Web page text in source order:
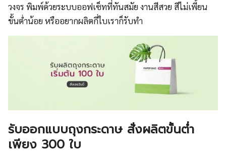
วงจร พิมพ์ด้วยระบบออฟเซ็ทที่ทันสมัย งานสีสวย สีไม่เพี้ยน
ขั้นต่ำน้อย หรืออยากผลิตกี่ใบเราก็รับทำ
รับออกแบบถุงกระดาษ สั่งผลิตขั้นต่ำ
เพียง 300 ใบ